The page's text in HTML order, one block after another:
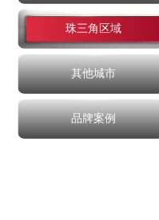
珠三角区域
其他城市
品牌案例